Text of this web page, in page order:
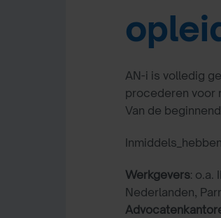
AN-i is volledig
procederen voor
Van de
Werkgevers: o.a.
Nederlanden,